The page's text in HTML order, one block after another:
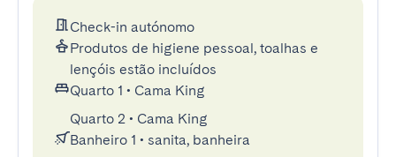
Check-in autónomo
Produtos de higiene pessoal, toalhas e
lençóis estão incluídos
Quarto 1 • Cama King
Quarto 2 • Cama King
Banheiro 1 • sanita, banheira